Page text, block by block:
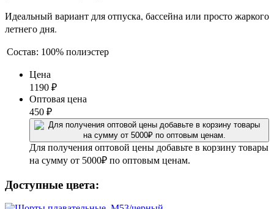
Идеальный вариант для отпуска, бассейна или просто жаркого
летнего дня.
Состав: 100% полиэстер
Цена
1190 ₽
Оптовая цена
450 ₽
Для получения оптовой цены добавьте в корзину товары
на сумму от 5000₽ по оптовым ценам.
Доступные цвета: